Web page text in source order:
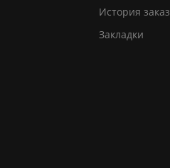
История
Закладки